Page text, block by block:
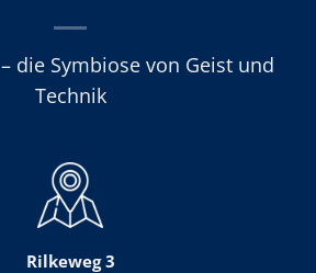
– die Symbiose von Geist und
Technik
Rilkeweg 3